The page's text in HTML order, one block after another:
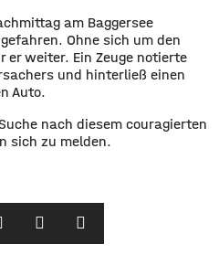
am Baggersee
gefahren. Ohne sich um den
er weiter. Ein Zeuge notierte
und hinterließ einen
Auto.
nach diesem couragierten
sich zu melden.